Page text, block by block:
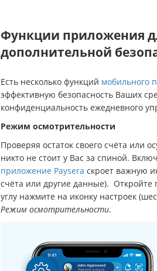
Функции приложения
дополнительной
Есть несколько функций мобильного
эффективную безопасность Ваших
конфиденциальность ежедневного
Режим осмотрительности
Проверяя остаток своего счёта или
никто не стоит у Вас за спиной.
приложение Paysera скроет важную
счёта или другие данные).
углу нажмите на иконку настроек
Режим осмотрительности.